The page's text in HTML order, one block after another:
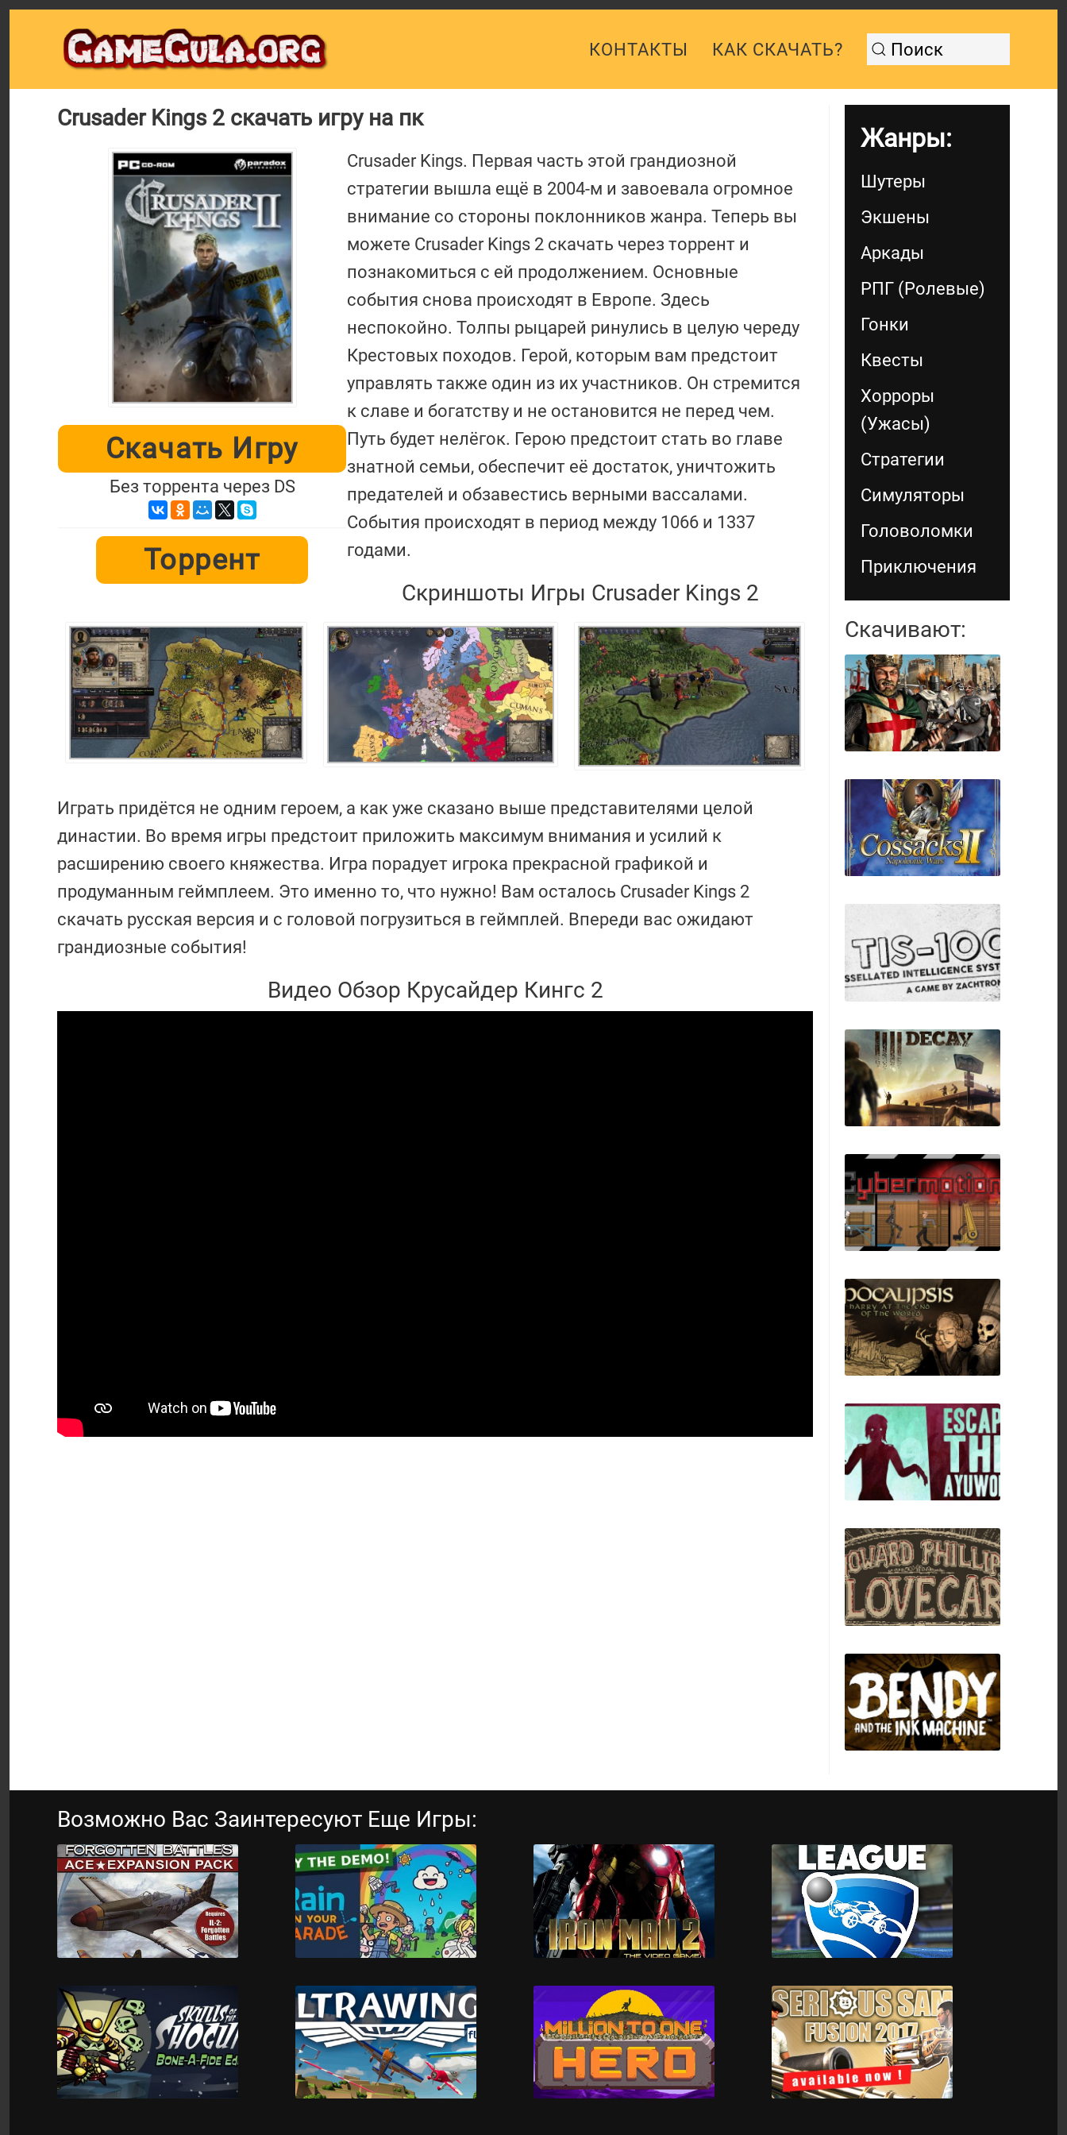
КОНТАКТЫ КАК СКАЧАТЬ?
Crusader Kings 2 скачать игру на пк
Скачать Игру
Без торрента через DS
Торрент
Crusader Kings. Первая часть этой грандиозной
стратегии вышла ещё в 2004-м и завоевала огромное
внимание со стороны поклонников жанра. Теперь вы
можете Crusader Kings 2 скачать через торрент и
познакомиться с ей продолжением. Основные
события снова происходят в Европе. Здесь
неспокойно. Толпы рыцарей ринулись в целую череду
Крестовых походов. Герой, которым вам предстоит
управлять также один из их участников. Он стремится
к славе и богатству и не остановится не перед чем.
Путь будет нелёгок. Герою предстоит стать во главе
знатной семьи, обеспечит её достаток, уничтожить
предателей и обзавестись верными вассалами.
События происходят в период между 1066 и 1337
годами.
Скриншоты Игры Crusader Kings 2
Играть придётся не одним героем, а как уже сказано выше представителями целой
династии. Во время игры предстоит приложить максимум внимания и усилий к
расширению своего княжества. Игра порадует игрока прекрасной графикой и
продуманным геймплеем. Это именно то, что нужно! Вам осталось Crusader Kings 2
скачать русская версия и с головой погрузиться в геймплей. Впереди вас ожидают
грандиозные события!
Видео Обзор Крусайдер Кингс 2
Жанры:
Шутеры
Экшены
Аркады
РПГ (Ролевые)
Гонки
Квесты
Хорроры
(Ужасы)
Стратегии
Симуляторы
Головоломки
Приключения
Скачивают:
Казаки 2
Наполеоновские
Howard Phillips
Bendy and the Ink
Machine
Возможно Вас Заинтересуют Еще Игры:
ИЛ 2 Штурмовик Rain on Your Parade Iron Man 2 Rocket League